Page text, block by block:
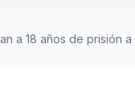
a 18 años de prisión a